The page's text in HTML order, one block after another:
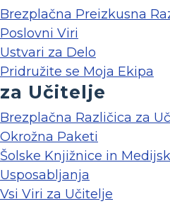
Brezplačna Preizkusna
Poslovni Viri
Ustvari za Delo
Pridružite se Moja Ekipa
za Učitelje
Brezplačna Različica za
Okrožna Paketi
Šolske Knjižnice in
Usposabljanja
Vsi Viri za Učitelje